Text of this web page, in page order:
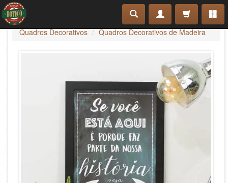
Quadros Decorativos Quadros Decorativos de Madeira